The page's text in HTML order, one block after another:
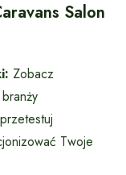
Salon
Zobacz
Twoje